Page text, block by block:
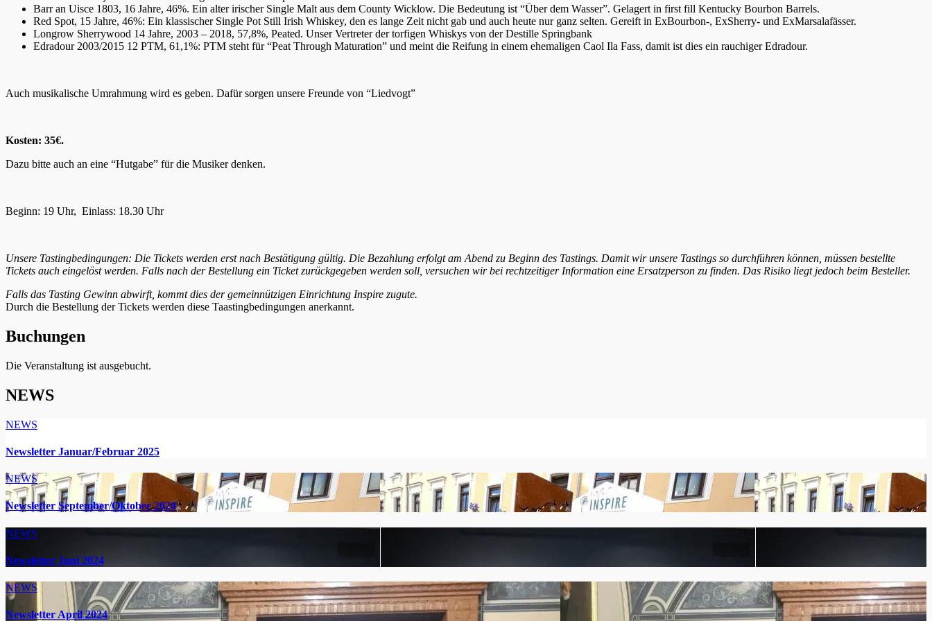
Barr an Uisce 1803, 16 Jahre, 46%. Ein alter irischer Single Malt aus dem County Wicklow. Die Bedeutung ist “Über dem Wasser”. Gelagert in first fill Kentucky Bourbon Barrels.
Red Spot, 15 Jahre, 46%: Ein klassischer Single Pot Still Irish Whiskey, den es lange Zeit nicht gab und auch heute nur ganz selten. Gereift in ExBourbon-, ExSherry- und ExMarsalafässer.
Longrow Sherrywood 14 Jahre, 2003 – 2018, 57,8%, Peated. Unser Vertreter der torfigen Whiskys von der Destille Springbank
Edradour 2003/2015 12 PTM, 61,1%: PTM steht für “Peat Through Maturation” und meint die Reifung in einem ehemaligen Caol Ila Fass, damit ist dies ein rauchiger Edradour.
Auch musikalische Umrahmung wird es geben. Dafür sorgen unsere Freunde von “Liedvogt”
Kosten: 35€.
Dazu bitte auch an eine “Hutgabe” für die Musiker denken.
Beginn: 19 Uhr, Einlass: 18.30 Uhr
Unsere Tastingbedingungen: Die Tickets werden erst nach Bestätigung gültig. Die Bezahlung erfolgt am Abend zu Beginn des Tastings. Damit wir unsere Tastings so durchführen können, müssen bestellte
Tickets auch eingelöst werden. Falls nach der Bestellung ein Ticket zurückgegeben werden soll, versuchen wir bei rechtzeitiger Information eine Ersatzperson zu finden. Das Risiko liegt jedoch beim Besteller.
Falls das Tasting Gewinn abwirft, kommt dies der gemeinnützigen Einrichtung Inspire zugute.
Durch die Bestellung der Tickets werden diese Taastingbedingungen anerkannt.
Buchungen
Die Veranstaltung ist ausgebucht.
NEWS
NEWS
Newsletter Januar/Februar 2025
NEWS
Newsletter September/Oktober 2024
NEWS
Newsletter Juni 2024
NEWS
Newsletter April 2024